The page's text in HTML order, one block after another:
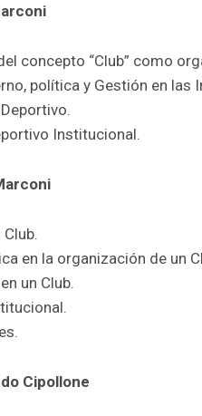
concepto “Club” como
política y Gestión en las
Institucional.
en la organización de un
un Club.
Cipollone